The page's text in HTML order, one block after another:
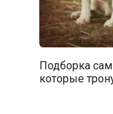
Подборка
которые